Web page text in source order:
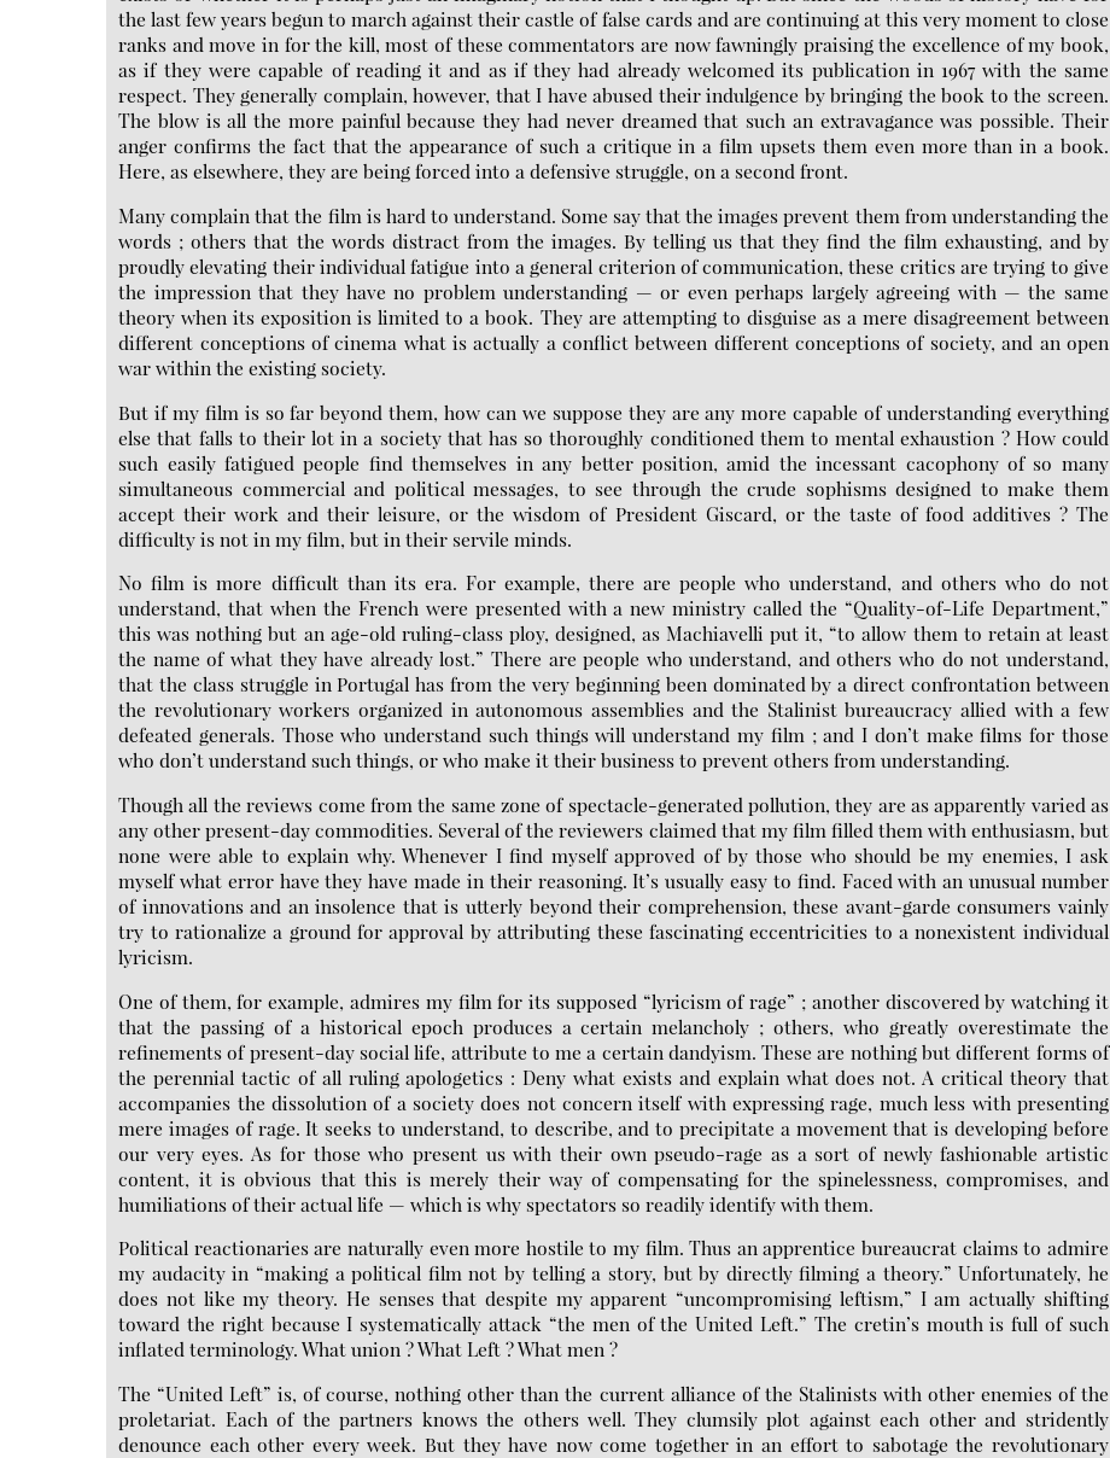
the last few years begun to march against their castle of false cards and are continuing at this very moment to close
ranks and move in for the kill, most of these commentators are now fawningly praising the excellence of my book,
as if they were capable of reading it and as if they had already welcomed its publication in 1967 with the same
respect. They generally complain, however, that I have abused their indulgence by bringing the book to the screen.
The blow is all the more painful because they had never dreamed that such an extravagance was possible. Their
anger confirms the fact that the appearance of such a critique in a film upsets them even more than in a book.
Here, as elsewhere, they are being forced into a defensive struggle, on a second front.
Many complain that the film is hard to understand. Some say that the images prevent them from understanding the
words ; others that the words distract from the images. By telling us that they find the film exhausting, and by
proudly elevating their individual fatigue into a general criterion of communication, these critics are trying to give
the impression that they have no problem understanding — or even perhaps largely agreeing with — the same
theory when its exposition is limited to a book. They are attempting to disguise as a mere disagreement between
different conceptions of cinema what is actually a conflict between different conceptions of society, and an open
war within the existing society.
But if my film is so far beyond them, how can we suppose they are any more capable of understanding everything
else that falls to their lot in a society that has so thoroughly conditioned them to mental exhaustion ? How could
such easily fatigued people find themselves in any better position, amid the incessant cacophony of so many
simultaneous commercial and political messages, to see through the crude sophisms designed to make them
accept their work and their leisure, or the wisdom of President Giscard, or the taste of food additives ? The
difficulty is not in my film, but in their servile minds.
No film is more difficult than its era. For example, there are people who understand, and others who do not
understand, that when the French were presented with a new ministry called the “Quality-of-Life Department,”
this was nothing but an age-old ruling-class ploy, designed, as Machiavelli put it, “to allow them to retain at least
the name of what they have already lost.” There are people who understand, and others who do not understand,
that the class struggle in Portugal has from the very beginning been dominated by a direct confrontation between
the revolutionary workers organized in autonomous assemblies and the Stalinist bureaucracy allied with a few
defeated generals. Those who understand such things will understand my film ; and I don’t make films for those
who don’t understand such things, or who make it their business to prevent others from understanding.
Though all the reviews come from the same zone of spectacle-generated pollution, they are as apparently varied as
any other present-day commodities. Several of the reviewers claimed that my film filled them with enthusiasm, but
none were able to explain why. Whenever I find myself approved of by those who should be my enemies, I ask
myself what error have they have made in their reasoning. It’s usually easy to find. Faced with an unusual number
of innovations and an insolence that is utterly beyond their comprehension, these avant-garde consumers vainly
try to rationalize a ground for approval by attributing these fascinating eccentricities to a nonexistent individual
lyricism.
One of them, for example, admires my film for its supposed “lyricism of rage” ; another discovered by watching it
that the passing of a historical epoch produces a certain melancholy ; others, who greatly overestimate the
refinements of present-day social life, attribute to me a certain dandyism. These are nothing but different forms of
the perennial tactic of all ruling apologetics : Deny what exists and explain what does not. A critical theory that
accompanies the dissolution of a society does not concern itself with expressing rage, much less with presenting
mere images of rage. It seeks to understand, to describe, and to precipitate a movement that is developing before
our very eyes. As for those who present us with their own pseudo-rage as a sort of newly fashionable artistic
content, it is obvious that this is merely their way of compensating for the spinelessness, compromises, and
humiliations of their actual life — which is why spectators so readily identify with them.
Political reactionaries are naturally even more hostile to my film. Thus an apprentice bureaucrat claims to admire
my audacity in “making a political film not by telling a story, but by directly filming a theory.” Unfortunately, he
does not like my theory. He senses that despite my apparent “uncompromising leftism,” I am actually shifting
toward the right because I systematically attack “the men of the United Left.” The cretin’s mouth is full of such
inflated terminology. What union ? What Left ? What men ?
The “United Left” is, of course, nothing other than the current alliance of the Stalinists with other enemies of the
proletariat. Each of the partners knows the others well. They clumsily plot against each other and stridently
denounce each other every week. But they have now come together in an effort to sabotage the revolutionary